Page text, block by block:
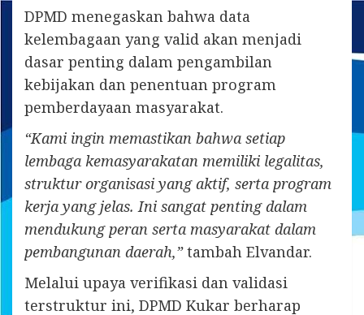
DPMD menegaskan bahwa data
kelembagaan yang valid akan menjadi
dasar penting dalam pengambilan
kebijakan dan penentuan program
pemberdayaan masyarakat.
“Kami ingin memastikan bahwa setiap
lembaga kemasyarakatan memiliki legalitas,
struktur organisasi yang aktif, serta program
kerja yang jelas. Ini sangat penting dalam
mendukung peran serta masyarakat dalam
pembangunan daerah,”tambah Elvandar.
Melalui upaya verifikasi dan validasi
terstruktur ini, DPMD Kukar berharap